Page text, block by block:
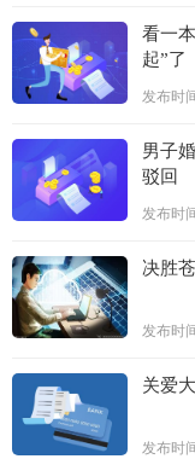
看一
起”了
发布时
男子
驳回
发布时
决胜
发布时
关爱
发布时